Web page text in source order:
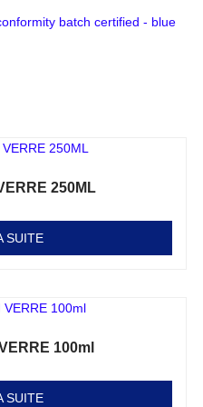
batch certified - blue
250ML
SUITE
100ml
SUITE